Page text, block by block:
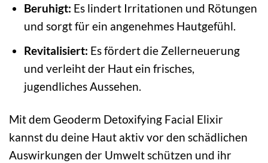
Beruhigt: Es lindert Irritationen und Rötungen
und sorgt für ein angenehmes Hautgefühl.
Revitalisiert: Es fördert die Zellerneuerung
und verleiht der Haut ein frisches,
jugendliches Aussehen.
Mit dem Geoderm Detoxifying Facial Elixir
kannst du deine Haut aktiv vor den schädlichen
Auswirkungen der Umwelt schützen und ihr